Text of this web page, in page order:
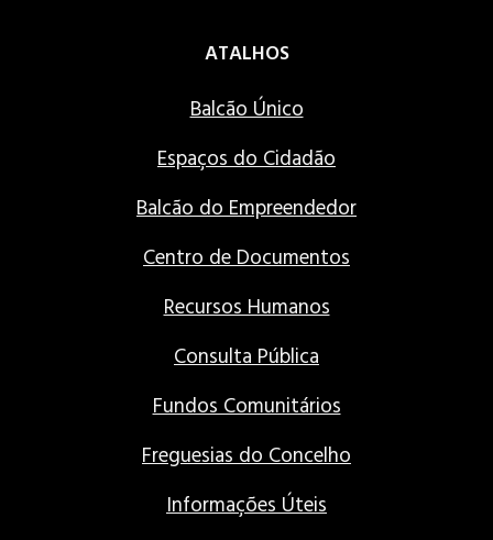
ATALHOS
Balcão Único
Espaços do Cidadão
Balcão do Empreendedor
Centro de Documentos
Recursos Humanos
Consulta Pública
Fundos Comunitários
Freguesias do Concelho
Informações Úteis